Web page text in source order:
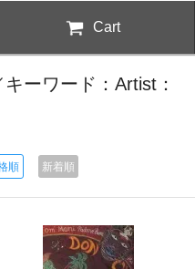
Cart
ーワード：Artist：
順 新着順